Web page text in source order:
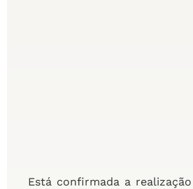
Está confirmada a